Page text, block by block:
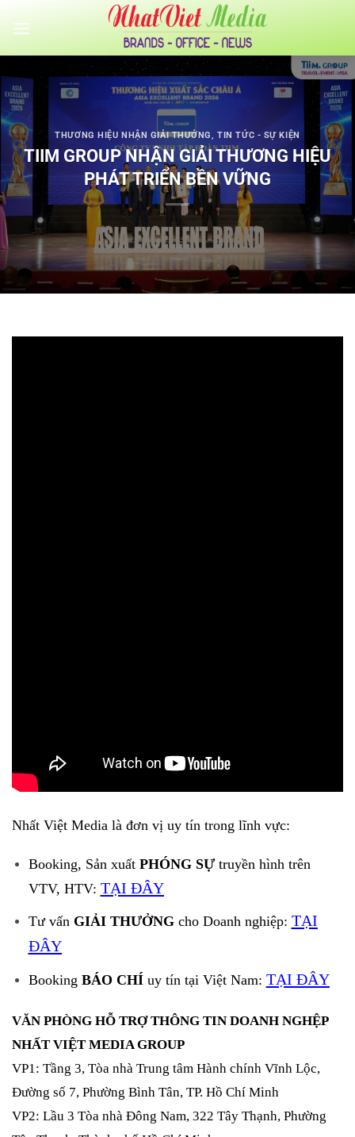
qua
THƯƠNG HIỆU NHẬN GIẢI THƯỞNG,TIN TỨC - SỰ KIỆN
TIIM GROUP NHẬN GIẢI THƯƠNG HIỆU
PHÁT TRIỂN BỀN VỮNG
Nhất Việt Media là đơn vị uy tín trong lĩnh vực:
Booking, Sản xuất PHÓNG SỰtruyền hình trên
VTV, HTV: TẠI ĐÂY
Tư vấn GIẢI THƯỞNGcho Doanh nghiệp: TẠI
ĐÂY
Booking BÁO CHÍuy tín tại Việt Nam: TẠI ĐÂY
VĂN PHÒNG HỖ TRỢ THÔNG TIN DOANH NGHỆP
NHẤT VIỆT MEDIA GROUP
VP1: Tầng 3, Tòa nhà Trung tâm Hành chính Vĩnh Lộc,
Đường số 7, Phường Bình Tân, TP. Hồ Chí Minh
VP2: Lầu 3 Tòa nhà Đông Nam, 322 Tây Thạnh, Phường